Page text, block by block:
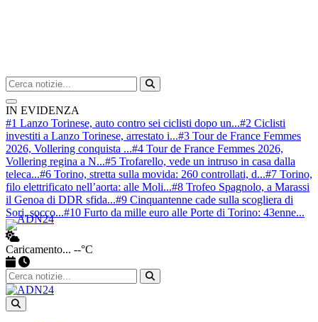
Cerca nel sito Avvia ricerca
IN EVIDENZA
#1 Lanzo Torinese, auto contro sei ciclisti dopo un...#2 Ciclisti
investiti a Lanzo Torinese, arrestato i...#3 Tour de France Femmes
2026, Vollering conquista ...#4 Tour de France Femmes 2026,
Vollering regina a N...#5 Trofarello, vede un intruso in casa dalla
teleca...#6 Torino, stretta sulla movida: 260 controllati, d...#7 Torino,
filo elettrificato nell’aorta: alle Moli...#8 Trofeo Spagnolo, a Marassi
il Genoa di DDR sfida...#9 Cinquantenne cade sulla scogliera di
Sori, socco...#10 Furto da mille euro alle Porte di Torino: 43enne...
Caricamento... --°C
Apri ricerca